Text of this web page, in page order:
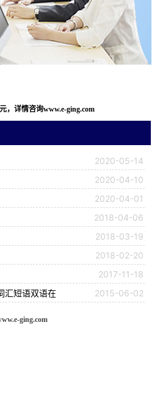
，详情咨询www.e-ging.com
2020-05-14
2020-04-10
2020-04-01
2018-04-06
2018-03-19
2018-02-20
2017-11-18
2015-06-02
汇短语双语在
ging.com